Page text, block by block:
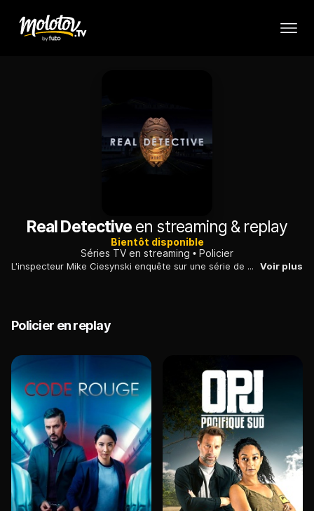
Real Detective en streaming & replay
Bientôt disponible
Séries TV en streaming
Policier
L'inspecteur Mike Ciesynski enquête sur une série de meurtres de femmes, dont les corps ont été retrouvés en forêt, aux abords de la ville de Seattle. Voir plus
Policier en replay